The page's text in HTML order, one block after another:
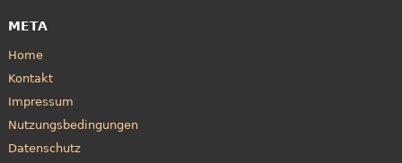
META
Home
Kontakt
Impressum
Nutzungsbedingungen
Datenschutz